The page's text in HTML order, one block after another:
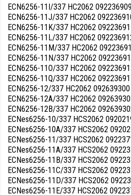
ECN6256-11I/337 HC2062 092236909
ECN6256-11J/337 HC2062
ECN6256-11K/337 HC2062
ECN6256-11L/337 HC2062
ECN6256-11M/337 HC2062
ECN6256-11N/337 HC2062
ECN6256-11O/337 HC2062
ECN6256-11Q/337 HC2062
ECN6256-12/337 HC2062 092639300
ECN6256-12A/337 HC2062
ECN6256-12B/337 HC2062
ECNes6256-10/337 HCS2062
ECNes6256-10A/337 HCS2062
ECNes6256-11/337 HCS2062
ECNes6256-11A/337 HCS2062
ECNes6256-11B/337 HCS2062
ECNes6256-11C/337 HCS2062
ECNes6256-11D/337 HCS2062
ECNes6256-11E/337 HCS2062